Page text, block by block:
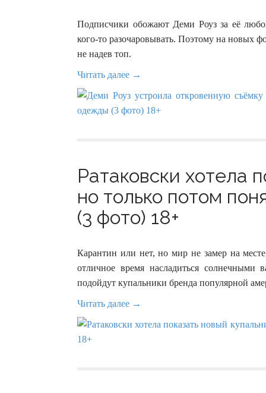
Подписчики обожают Деми Роуз за её
кого-то разочаровывать. Поэтому на новых
не надев топ.
Читать далее →
Ратаковски хотела
но только потом
(3 фото) 18+
Карантин или нет, но мир не замер на
отличное время насладиться солнечными
подойдут купальники бренда популярной
Читать далее →